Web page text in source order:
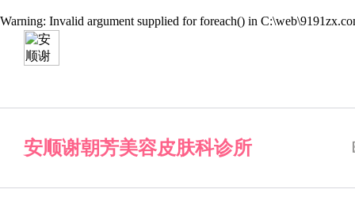
Warning: Invalid argument supplied for foreach() in
安顺谢朝芳美容皮肤科诊所